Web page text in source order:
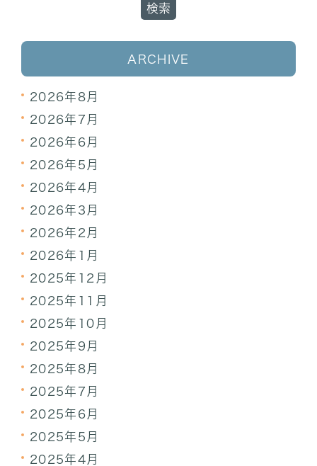
ARCHIVE
2026年8月
2026年7月
2026年6月
2026年5月
2026年4月
2026年3月
2026年2月
2026年1月
2025年12月
2025年11月
2025年10月
2025年9月
2025年8月
2025年7月
2025年6月
2025年5月
2025年4月